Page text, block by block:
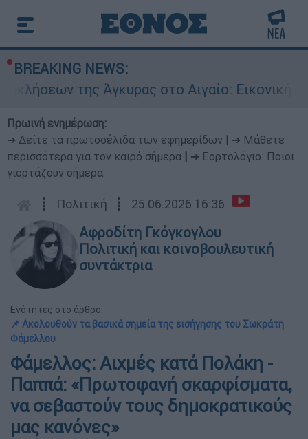
BREAKING NEWS:
της Άγκυρας στο Αιγαίο: Εικονική αερομαχία
Πρωινή ενημέρωση:
➔ Δείτε τα πρωτοσέλιδα των εφημερίδων
➔ Μάθετε
περισσότερα για τον καιρό σήμερα
➔ Εορτολόγιο: Ποιοι
γιορτάζουν σήμερα
┋ Πολιτική ┋ 25.06.2026 16:36
Αφροδίτη Γκόγκογλου
Πολιτική και κοινοβουλευτική
συντάκτρια
Ενότητες στο άρθρο:
📌 Ακολουθούν τα βασικά σημεία της εισήγησης του Σωκράτη
Φάμελλου
Φάμελλος: Αιχμές κατά Πολάκη -
Παππά: «Πρωτοφανή σκαρφίσματα,
να σεβαστούν τους δημοκρατικούς
μας κανόνες»